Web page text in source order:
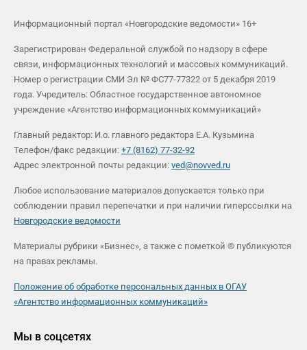
Информационный портал «Новгородские ведомости» 16+
Зарегистрирован Федеральной службой по надзору в сфере
связи, информационных технологий и массовых коммуникаций.
Номер о регистрации СМИ Эл № ФС77-77322 от 5 декабря 2019
года. Учредитель: Областное государственное автономное
учреждение «Агентство информационных коммуникаций»
Главный редактор: И.о. главного редактора Е.А. Кузьмина
Телефон/факс редакции: +7 (8162) 77-32-92
Адрес электронной почты редакции: ved@novved.ru
Любое использование материалов допускается только при
соблюдении правил перепечатки и при наличии гиперссылки на
Новгородские ведомости
Материалы рубрики «Бизнес», а также с пометкой ® публикуются
на правах рекламы.
Положение об обработке персональных данных в ОГАУ
«Агентство информационных коммуникаций»
Мы в соцсетях